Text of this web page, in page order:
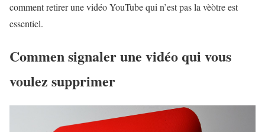
comment retirer une vidéo YouTube qui n’est pas la vèòtre est
essentiel.
Commen signaler une vidéo qui vous
voulez supprimer